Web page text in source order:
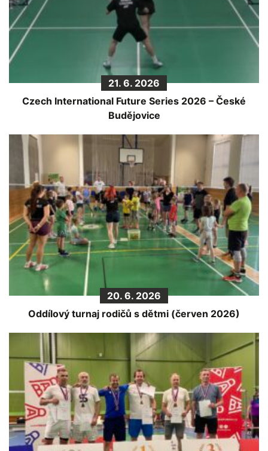
21. 6. 2026
Czech International Future Series 2026 – České
Budějovice
20. 6. 2026
Oddílový turnaj rodičů s dětmi (červen 2026)